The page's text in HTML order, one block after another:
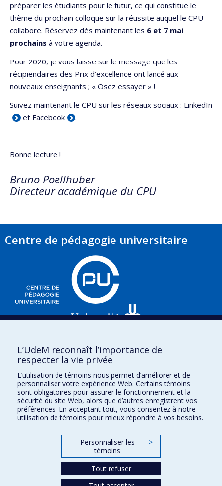
préparer les étudiants pour le futur, ce qui constitue le
thème du prochain colloque sur la réussite auquel le CPU
collabore. Réservez dès maintenant les 6 et 7 mai
prochains à votre agenda.
Pour 2020, je vous laisse sur le message que les
récipiendaires des Prix d’excellence ont lancé aux
nouveaux enseignants ; « Osez essayer » !
Suivez maintenant le CPU sur les réseaux sociaux : LinkedIn
et Facebook .
Bonne lecture !
Bruno Poellhuber
Directeur académique du CPU
Centre de pédagogie universitaire
3535, chemin Queen-Mary,
Bureau 220 (2 étage),
H3V 1H8
L’UdeM reconnaît l’importance de
respecter la vie privée
L’utilisation de témoins nous permet d’améliorer et de
personnaliser votre expérience Web. Certains témoins
sont obligatoires pour assurer le fonctionnement et la
sécurité du site Web, alors que d’autres enregistrent vos
préférences. En acceptant tout, vous consentez à notre
utilisation de témoins pour mieux répondre à vos besoins.
Personnaliser les
témoins
>
Tout refuser